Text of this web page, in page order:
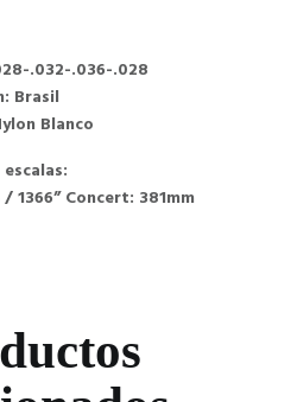
.036-.028
Brasil
Blanco
1366” Concert: 381mm